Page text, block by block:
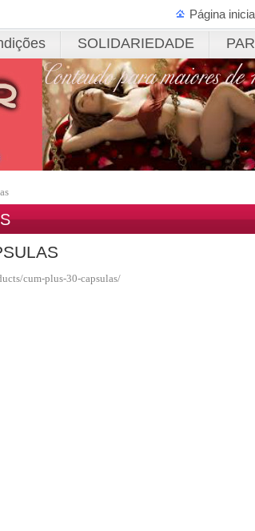
Página
SOLIDARIEDADE
cum-plus-30-capsulas/